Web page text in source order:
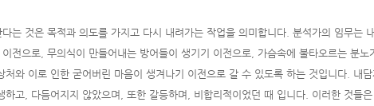
다는 것은 목적과 의도를 가지고 다시 내려가는 작업을 의미합니다. 분석가의 임무는
전으로, 무의식이 만들어내는 방어들이 생기기 이전으로, 가슴속에 불타오르는 분노
처와 이로 인한 굳어버린 마음이 생겨나기 이전으로 갈 수 있도록 하는 것입니다. 내
하고, 다듬어지지 않았으며, 또한 갈등하며, 비합리적이었던 때 입니다. 이러한 것들